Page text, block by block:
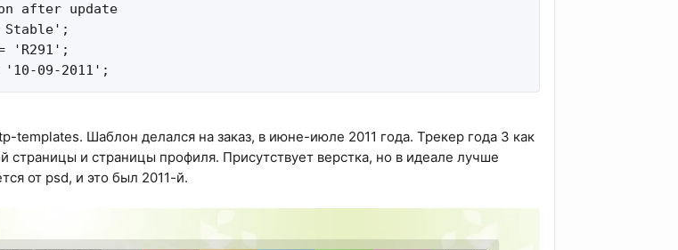
after update
Stable';
'R291';
09-2011';
templates. Шаблон делался на заказ, в июне-июле 2011 года. Трекер года 3 как
страницы и страницы профиля. Присутствует верстка, но в идеале лучше
от psd, и это был 2011-й.